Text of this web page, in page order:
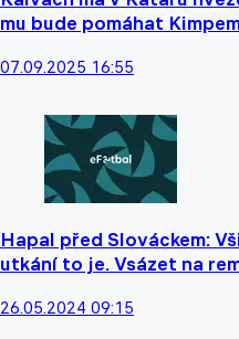
mu bude pomáhat
07.09.2025 16:55
Hapal před Slováckem:
utkání to je. Vsázet na
26.05.2024 09:15